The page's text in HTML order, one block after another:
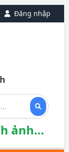
Đăng nhập
ảnh...